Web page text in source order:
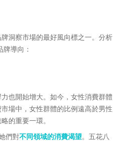
洞察市場的最好風向標之一。分析
導向：
也開始增大。如今，女性消費群體
場中，女性群體的比例遠高於男性
的重要一環。
們對不同領域的消費渴望。五花八